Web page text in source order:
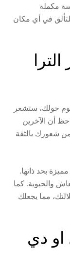
مكملة
في أي مكان
حولك، ستشعر
أن الآخرين
شعورك بالثقة
بحد ذاتها.
والحيوية. كما
مما يجعلك
او دي